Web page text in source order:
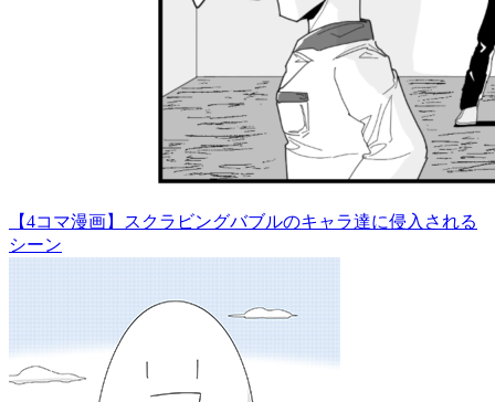
【4コマ漫画】スクラビングバブルのキャラ達に侵入される
シーン